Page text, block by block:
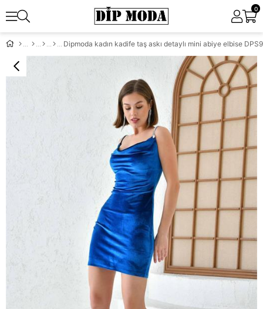
0
Dipmoda kadın kadife taş askı detaylı mini abiye elbise